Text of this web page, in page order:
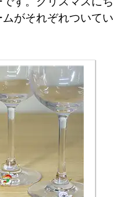
がそれぞれついてい